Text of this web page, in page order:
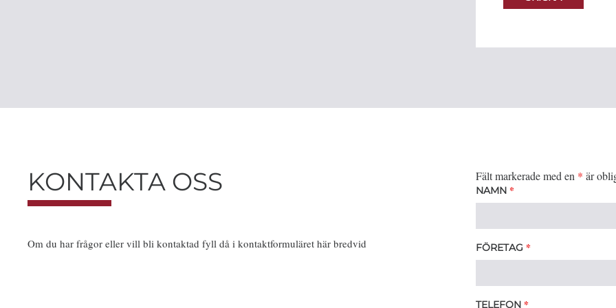
KONTAKTA OSS
Om du har frågor eller vill bli kontaktad fyll då i kontaktformuläret här bredvid
Fält markerade med en * är
NAMN *
FÖRETAG *
TELEFON *